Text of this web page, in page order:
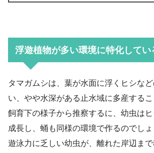
浮遊植物が多い環境に特化してい
タマガムシは、葉が水面に浮くヒシな
い、やや水深がある止水域に多産するこ
飼育下の様子から推察するに、幼虫は
成長し、蛹も同様の環境で作るのでしょ
遊泳力に乏しい幼虫が、離れた岸辺ま